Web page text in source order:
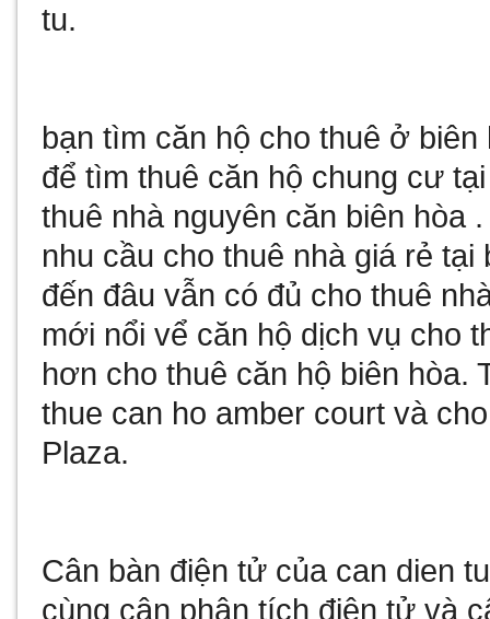
tu.
bạn tìm căn hộ cho thuê ở biên
để tìmthuê căn hộ chung cư
thuê nhà nguyên căn biên hòa
nhu cầu cho thuê nhà giá rẻ tại
đến đâu vẫn có đủ cho thuê
mới nổi vể căn hộ dịch vụ cho
hơn cho thuê căn hộ biên hòa.
thue can ho amber court và
Plaza.
Cân bàn điện tử của can dien tu
cùng cân phân tích điện tử và